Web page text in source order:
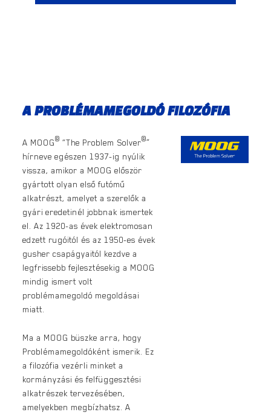
A PROBLÉMAMEGOLDÓ FILOZÓFIA
A MOOG® “The Problem Solver®”
hírneve egészen 1937-ig nyúlik
vissza, amikor a MOOG először
gyártott olyan első futómű
alkatrészt, amelyet a szerelők a
gyári eredetinél jobbnak ismertek
el. Az 1920-as évek elektromosan
edzett rugóitól és az 1950-es évek
gusher csapágyaitól kezdve a
legfrissebb fejlesztésekig a MOOG
mindig ismert volt
problémamegoldó megoldásai
miatt.
Ma a MOOG büszke arra, hogy
Problémamegoldóként ismerik. Ez
a filozófia vezérli minket a
kormányzási és felfüggesztési
alkatrészek tervezésében,
amelyekben megbízhatsz. A